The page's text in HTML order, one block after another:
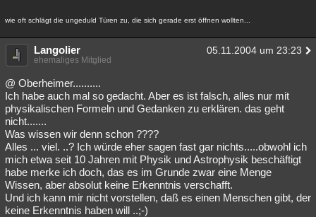
wie oft schlägt die ungeduld Türen zu, die sich gerade erst öffnen wollten...
Langolier 05.11.2004 um 23:23
ehemaliges Mitglied
@ Oberheimer..........
Ich habe auch mal so gedacht. Aber es ist falsch, alles nur mit
physikalischen Formeln und Gedanken zu erklären. das geht
nicht.......
Was wissen wir denn schon ????
Alles ... viel. ..? Ich würde eher sagen fast gar nichts.....obwohl ich
mich etwa seit 10 Jahren mit Physik und Astrophysik beschäftigt
habe merke ich doch, das es im Grunde zwar eine Menge
Wissen, aber absolut keine Erkenntnis verschafft.
Und ich kann mir nicht vorstellen, daß es einen Menschen gibt, der
keine Erkenntnis haben will ..;-)